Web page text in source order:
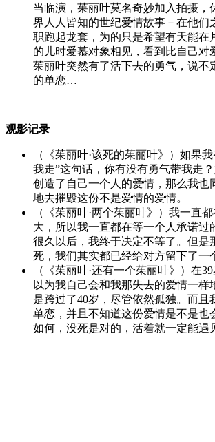
当临演，茱丽叶莫名奇妙加入拍摄，
界人人皆知的世纪爱情故事－在他们
职跑起龙套，为的只是希望有天能在
的儿时爱慕对象相见，看到比自己对
茱丽叶突然有了活下去的勇气，说不
的单恋…
观影记录
（《茱丽叶·该死的茱丽叶》）如果
我走”这句话，你有没有勇气带我走
创造了自己一个人的爱情，那么我也
地去摧毁这份不是爱情的爱情。
（《茱丽叶·两个茱丽叶》）我一直
大，所以我一直都在等一个人承诺过
很久以后，我终于决定不等了。但是
死，我们其实都已经给对方留下了一
（《茱丽叶·还有一个茱丽叶》）在
以为我自己会和我那失去的爱情一样
是跨过了40岁，尽管依然孤独。而且
单恋，并且不知道这份爱情是不是也
如何，没死是对的，活着就一定能遇